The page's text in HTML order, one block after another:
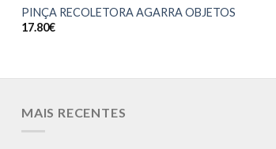
PINÇA RECOLETORA AGARRA OBJETOS
17.80€
MAIS RECENTES